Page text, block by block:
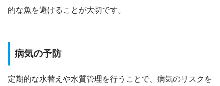
的な魚を避けることが大切です。
病気の予防
定期的な水替えや水質管理を行うことで、病気のリスクを